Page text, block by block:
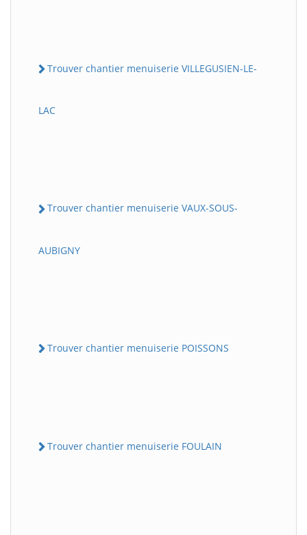
Trouver chantier menuiserie VILLEGUSIEN-LE-
LAC
Trouver chantier menuiserie VAUX-SOUS-
AUBIGNY
Trouver chantier menuiserie POISSONS
Trouver chantier menuiserie FOULAIN